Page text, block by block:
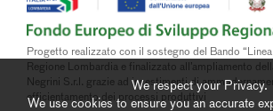
Progetto realizzato con il sostegno del Bando
Regione Lombardia e finalizzato all’ampliamento
Negrini S.r.l. grazie ad investimenti di
efficientamento dei processi produttivi
We respect your Privacy.
We use cookies to ensure you an accurate